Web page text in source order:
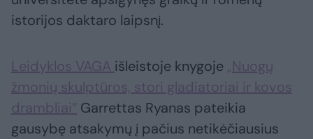
istorijos daktaro laipsnį.
Leidyklos VAGA išleistoje knygoje „Nuogų
žmonių skulptūros, stori gladiatoriai ir kovos
drambliai“ Garrettas Ryanas pateikia
gausybę atsakymų į pačius netikėčiausius